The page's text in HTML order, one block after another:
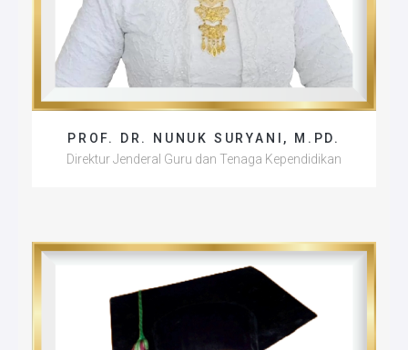
PROF. DR. NUNUK SURYANI, M.PD.
Direktur Jenderal Guru dan Tenaga Kependidikan